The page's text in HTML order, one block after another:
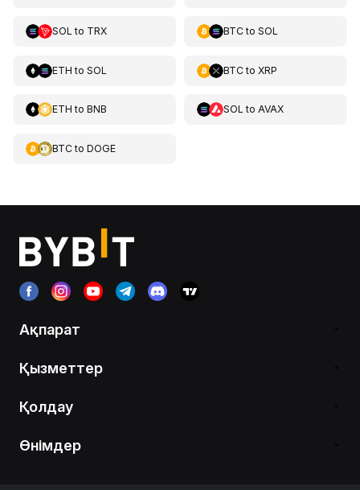
SOL to TRX BTCto SOL
ETH to SOL BTCto XRP
ETH to BNB SOL to AVAX
BTCto DOGE
Ақпарат
Қызметтер
Қолдау
Өнімдер